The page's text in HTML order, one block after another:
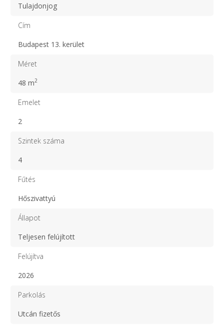
Tulajdonjog
Cím
Budapest 13. kerület
Méret
48 m2
Emelet
2
Szintek száma
4
Fűtés
Hőszivattyú
Állapot
Teljesen felújított
Felújítva
2026
Parkolás
Utcán fizetős